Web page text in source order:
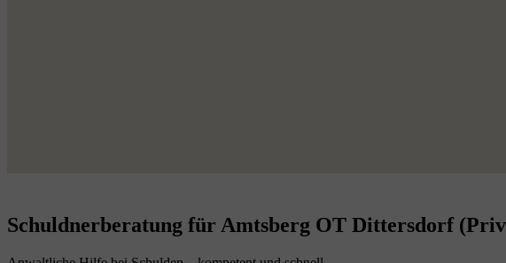
Schuldnerberatung für Amtsberg OT Dittersdorf